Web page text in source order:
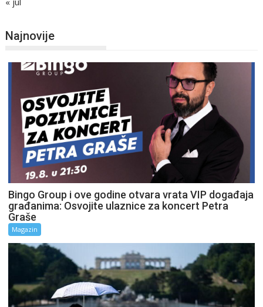
Najnovije
Bingo Group i ove godine otvara vrata VIP događaja
građanima: Osvojite ulaznice za koncert Petra
Graše
Magazin